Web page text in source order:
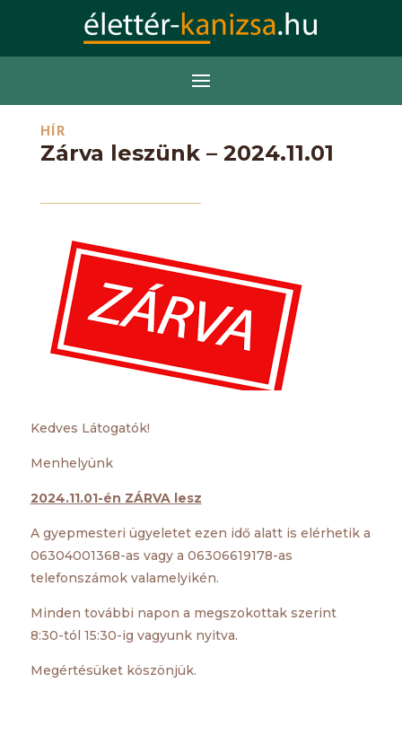
HÍR
Zárva leszünk – 2024.11.01
Kedves Látogatók!
Menhelyünk
2024.11.01-én ZÁRVA lesz
A gyepmesteri ügyeletet ezen idő alatt is elérhetik a
06304001368-as vagy a 06306619178-as
telefonszámok valamelyikén.
Minden további napon a megszokottak szerint
8:30-tól 15:30-ig vagyunk nyitva.
Megértésüket köszönjük.